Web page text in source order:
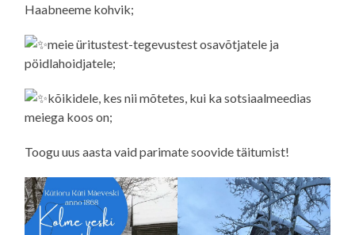
Haabneeme kohvik;
meie üritustest-tegevustest osavõtjatele ja
pöidlahoidjatele;
kõikidele, kes nii mõtetes, kui ka sotsiaalmeedias
meiega koos on;
Toogu uus aasta vaid parimate soovide täitumist!